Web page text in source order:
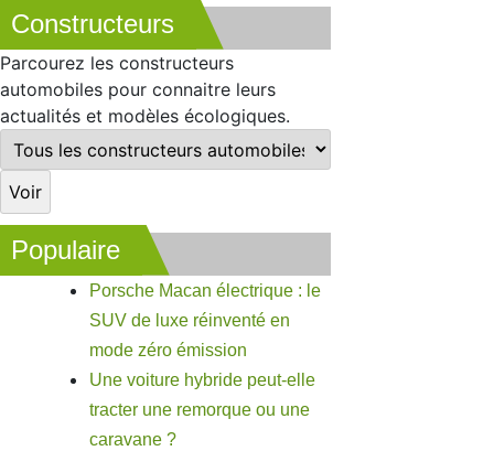
Constructeurs
Parcourez les constructeurs
automobiles pour connaitre leurs
actualités et modèles écologiques.
Populaire
Porsche Macan électrique : le
SUV de luxe réinventé en
mode zéro émission
Une voiture hybride peut-elle
tracter une remorque ou une
caravane ?